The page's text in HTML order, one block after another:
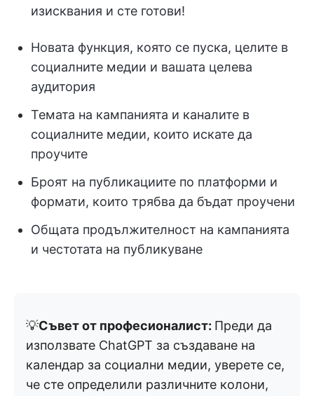
изисквания и сте готови!
Новата функция, която се пуска, целите в
социалните медии и вашата целева
аудитория
Темата на кампанията и каналите в
социалните медии, които искате да
проучите
Броят на публикациите по платформи и
формати, които трябва да бъдат проучени
Общата продължителност на кампанията
и честотата на публикуване
💡Съвет от професионалист: Преди да
използвате ChatGPT за създаване на
календар за социални медии, уверете се,
че сте определили различните колони,